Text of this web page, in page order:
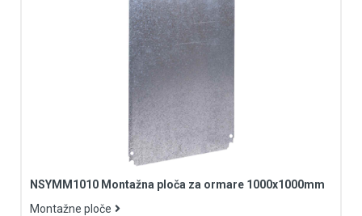
NSYMM1010 Montažna ploča za ormare 1000x1000mm
Montažne ploče